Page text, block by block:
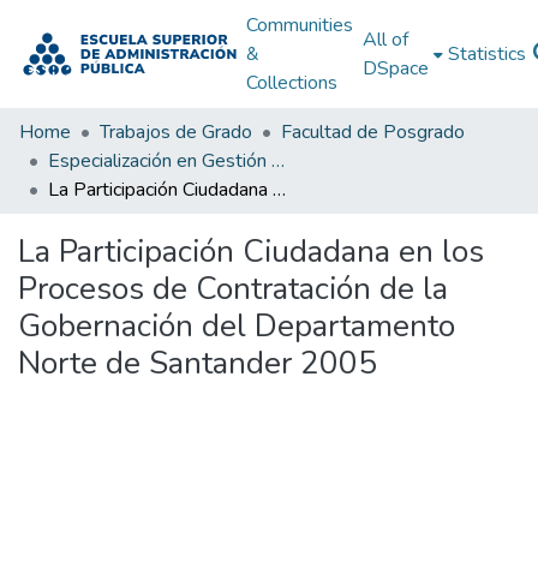
Communities
&
Collections
All of
DSpace
Statistics
Home Trabajos de Grado
Facultad de Posgrado
Especialización en Gestión Pública
La Participación Ciudadana en los Procesos de Contratación de la Gobernación del Departamento Norte de Santander 2005
La Participación Ciudadana en los
Procesos de Contratación de la
Gobernación del Departamento
Norte de Santander 2005